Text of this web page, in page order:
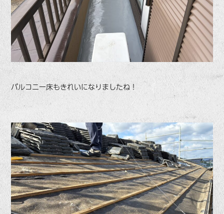
バルコニー床もきれいになりましたね！